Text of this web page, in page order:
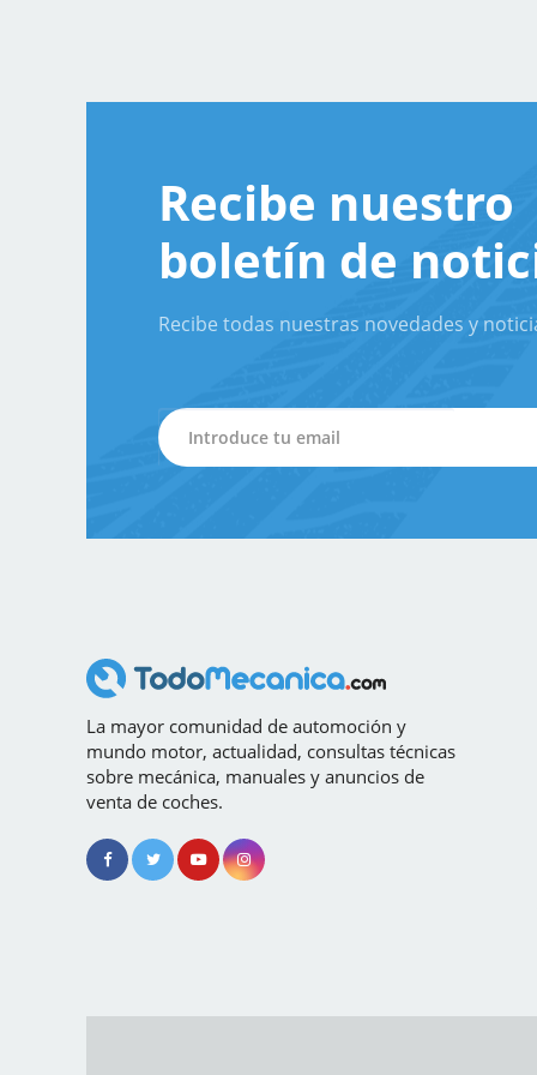
Recibe nuestro
boletín de
Recibe todas nuestras novedades y
La mayor comunidad de automoción y
mundo motor, actualidad, consultas técnicas
sobre mecánica, manuales y anuncios de
venta de coches.